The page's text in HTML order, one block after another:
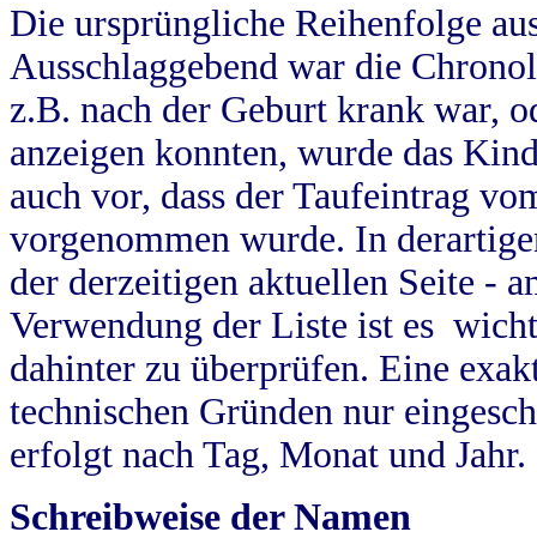
Die ursprüngliche Reihenfolge
Ausschlaggebend war die
z.B. nach der Geburt krank war,
anzeigen konnten, wurde das
auch vor, dass der Taufeintrag
vorgenommen wurde. In
der derzeitigen aktuellen Seite -
Verwendung der Liste ist es
dahinter zu überprüfen. Eine
technischen Gründen nur
erfolgt nach Tag, Monat und Jahr.
Schreibweise der Namen